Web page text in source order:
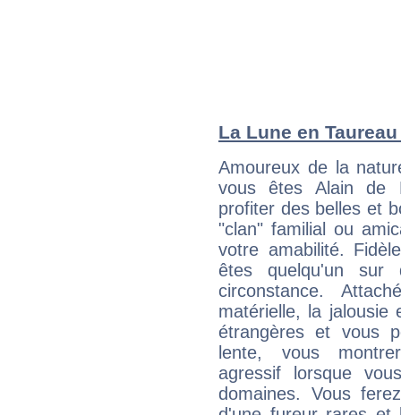
La Lune en
Amoureux de la
vous êtes Alain de
profiter des belles et
"clan" familial ou
votre amabilité.
êtes quelqu'un
circonstance.
matérielle, la jalousie
étrangères et vous
lente, vous
agressif lorsque
domaines. Vous